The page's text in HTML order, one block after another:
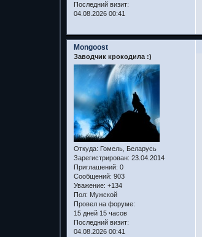
Последний визит:
04.08.2026 00:41
Mongoost
Заводчик крокодила :)
Откуда: Гомель, Беларусь
Зарегистрирован: 23.04.2014
Приглашений: 0
Сообщений: 903
Уважение: +134
Пол: Мужской
Провел на форуме:
15 дней 15 часов
Последний визит:
04.08.2026 00:41